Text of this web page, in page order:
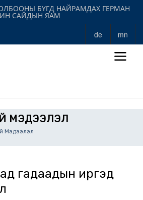
БҮГД НАЙРАМДАХ ГЕРМАН
САЙДЫН ЯАМ
de mn
МЭДЭЭЛЭЛ
Мэдээлэл
гадаадын иргэд